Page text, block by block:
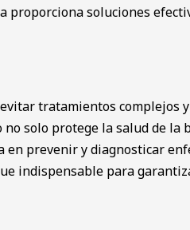
soluciones
tratamientos
solo protege la salud de la
prevenir y diagnosticar
indispensable para